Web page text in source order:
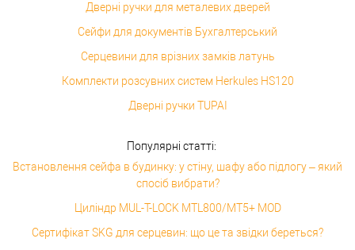
Дверні ручки для металевих дверей
Сейфи для документів Бухгалтерський
Серцевини для врізних замків латунь
Комплекти розсувних систем Herkules HS120
Дверні ручки TUPAI
Популярні статті:
Встановлення сейфа в будинку: у стіну, шафу або підлогу – який
спосіб вибрати?
Циліндр MUL-T-LOCK MTL800/MT5+ MOD
Сертифікат SKG для серцевин: що це та звідки береться?